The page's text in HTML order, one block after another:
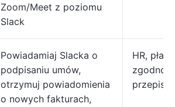
Zoom/Meet z poziomu
Slack
Powiadamiaj Slacka o
podpisaniu umów,
otrzymuj powiadomienia
o nowych fakturach,
HR,